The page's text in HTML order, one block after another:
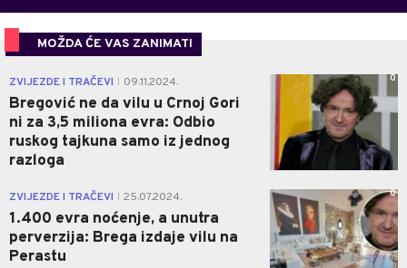
MOŽDA ĆE VAS ZANIMATI
ZVIJEZDE I TRAČEVI 09.11.2024.
Bregović ne da vilu u Crnoj Gori
ni za 3,5 miliona evra: Odbio
ruskog tajkuna samo iz jednog
razloga
0
ZVIJEZDE I TRAČEVI 25.07.2024.
1.400 evra noćenje, a unutra
perverzija: Brega izdaje vilu na
Perastu
0